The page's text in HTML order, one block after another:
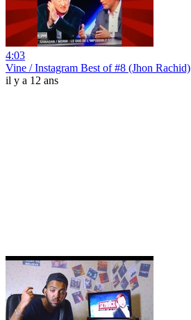
4:03
Vine / Instagram Best of #8 (Jhon Rachid)
il y a 12 ans